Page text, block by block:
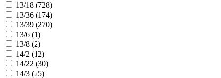
13/18 (728)
13/36 (174)
13/39 (270)
13/6 (1)
13/8 (2)
14/2 (12)
14/22 (30)
14/3 (25)